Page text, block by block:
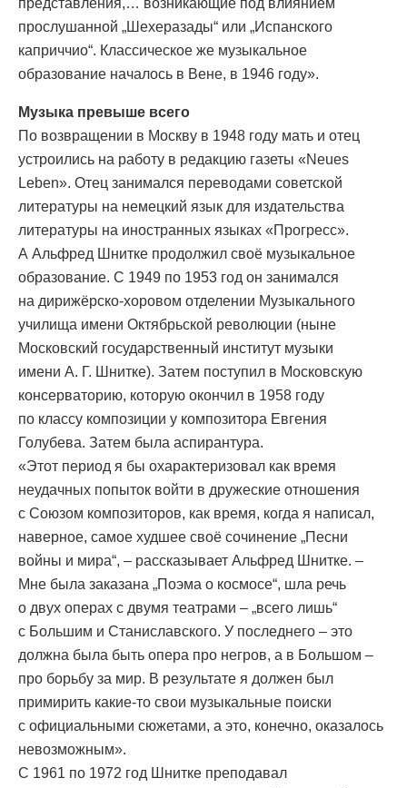
представления,… возникающие под влиянием
прослушанной „Шехеразады“ или „Испанского
каприччио“. Классическое же музыкальное
образование началось в Вене, в 1946 году».
Музыка превыше всего
По возвращении в Москву в 1948 году мать и отец
устроились на работу в редакцию газеты «Neues
Leben». Отец занимался переводами советской
литературы на немецкий язык для издательства
литературы на иностранных языках «Прогресс».
А Альфред Шнитке продолжил своё музыкальное
образование. С 1949 по 1953 год он занимался
на дирижёрско-хоровом отделении Музыкального
училища имени Октябрьской революции (ныне
Московский государственный институт музыки
имени А. Г. Шнитке). Затем поступил в Московскую
консерваторию, которую окончил в 1958 году
по классу композиции у композитора Евгения
Голубева. Затем была аспирантура.
«Этот период я бы охарактеризовал как время
неудачных попыток войти в дружеские отношения
с Союзом композиторов, как время, когда я написал,
наверное, самое худшее своё сочинение „Песни
войны и мира“, – рассказывает Альфред Шнитке. –
Мне была заказана „Поэма о космосе“, шла речь
о двух операх с двумя театрами – „всего лишь“
с Большим и Станиславского. У последнего – это
должна была быть опера про негров, а в Большом –
про борьбу за мир. В результате я должен был
примирить какие-то свои музыкальные поиски
с официальными сюжетами, а это, конечно, оказалось
невозможным».
С 1961 по 1972 год Шнитке преподавал